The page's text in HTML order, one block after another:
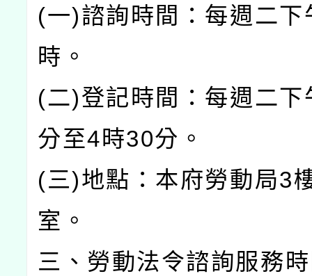
(一)諮詢時間：每週二下
時。
(二)登記時間：每週二下
分至4時30分。
(三)地點：本府勞動局3
室。
三、勞動法令諮詢服務